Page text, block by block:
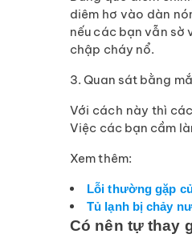
diêm hơ vào dàn
nếu các bạn vẫn sờ
chập cháy nổ.
3. Quan sát bằng
Với cách này thì
Việc các bạn cầm
Xem thêm:
Lỗi thường gặp
Tủ lạnh bị chảy
Có nên tự thay